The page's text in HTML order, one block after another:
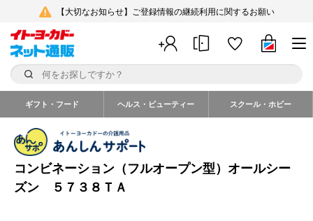
【大切なお知らせ】ご登録情報の継続利用に関するお願い
ギフト・フード ヘルス・ビューティー スクール・ホビー
コンビネーション（フルオープン型）オールシー
ズン ５７３８ＴＡ